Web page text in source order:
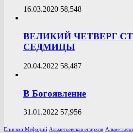
16.03.2020 58,548
ВЕЛИКИЙ ЧЕТВЕРГ
СЕДМИЦЫ
20.04.2022 58,487
В Богоявление
31.01.2022 57,956
Епископ Мефодий Альметьевская епархия